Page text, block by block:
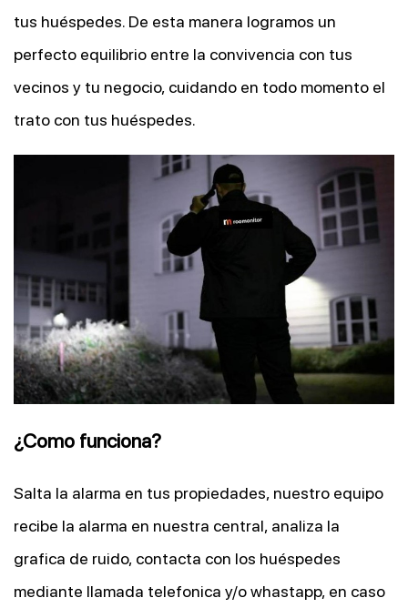
tus huéspedes. De esta manera logramos un
perfecto equilibrio entre la convivencia con tus
vecinos y tu negocio, cuidando en todo momento el
trato con tus huéspedes.
¿Como funciona?
Salta la alarma en tus propiedades, nuestro equipo
recibe la alarma en nuestra central, analiza la
grafica de ruido, contacta con los huéspedes
mediante llamada telefonica y/o whastapp, en caso